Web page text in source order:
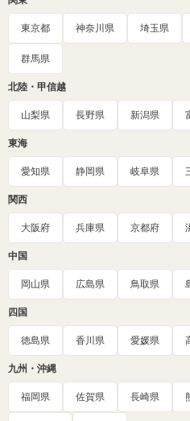
東京都 神奈川県 埼玉県
群馬県
北陸・甲信越
山梨県 長野県 新潟県
東海
愛知県 静岡県 岐阜県
関西
大阪府 兵庫県 京都府
中国
岡山県 広島県 鳥取県
四国
徳島県 香川県 愛媛県
九州・沖縄
福岡県 佐賀県 長崎県